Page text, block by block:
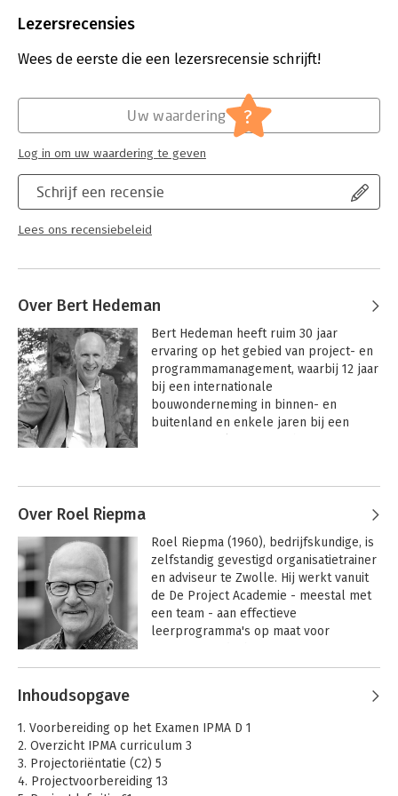
Uitgever:
Verschijningsdatum:
13-9-2021
Projectmanagement
Best practice
Lezersrecensies
Wees de eerste die een lezersrecensie schrijft!
Schrijf een recensie
Lees ons recensiebeleid
Uw waardering ?
Log in om uw waardering te geven
Over Bert Hedeman
Bert Hedeman heeft ruim 30 jaar
ervaring op het gebied van project- en
programmamanagement, waarbij 12 jaar
bij een internationale
bouwonderneming in binnen- en
buitenland en enkele jaren bij een
IPMA-certificering in Nederland. In de
afgelopen jaren heeft Bert
verschillende boeken geschreven over
project- en programmamanagement
(o.a. IPMA, Agile, PRINCE2, MSP).
Projectmanagement
op basis van ICB4
PRINCE2® 7 Project
Over Roel Riepma
Roel Riepma (1960), bedrijfskundige, is
zelfstandig gevestigd organisatietrainer
en adviseur te Zwolle. Hij werkt vanuit
de De Project Academie - meestal met
een team - aan effectieve
leerprogramma's op maat voor
samenwerken willen
Vanuit Organisatie-Kundig BV
ondersteunt hij met behulp van de OK!
methode sttategische
managementteams en adviseurs met
het stap voor stap creëren van een
Andere boeken door Roel Riepma
Inhoudsopgave
1. Voorbereiding op het Examen IPMA D 1
2. Overzicht IPMA curriculum 3
3. Projectoriëntatie (C2) 5
4. Projectvoorbereiding 13